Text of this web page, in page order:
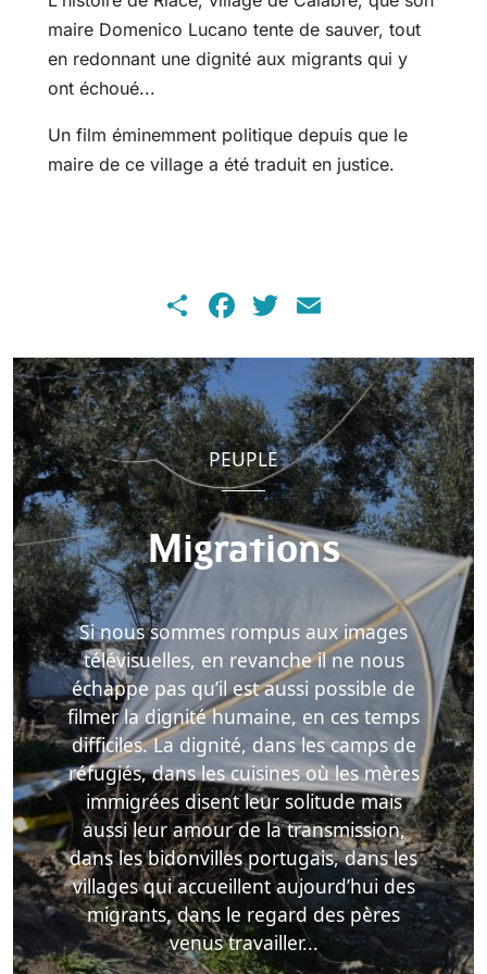
maire Domenico Lucano tente de sauver, tout
en redonnant une dignité aux migrants qui y
ont échoué...
Un film éminemment politique depuis que le
maire de ce village a été traduit en justice.
ShareFacebook
Twitter
PEUPLE
Migrations
Si nous sommes rompus aux images
télévisuelles, en revanche il ne nous
échappe pas qu’il est aussi possible de
filmer la dignité humaine, en ces temps
difficiles. La dignité, dans les camps de
réfugiés, dans les cuisines où les mères
immigrées disent leur solitude mais
aussi leur amour de la transmission,
dans les bidonvilles portugais, dans les
villages qui accueillent aujourd’hui des
migrants, dans le regard des pères
venus travailler...